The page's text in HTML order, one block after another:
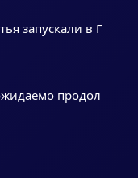
запускали в Г
продол